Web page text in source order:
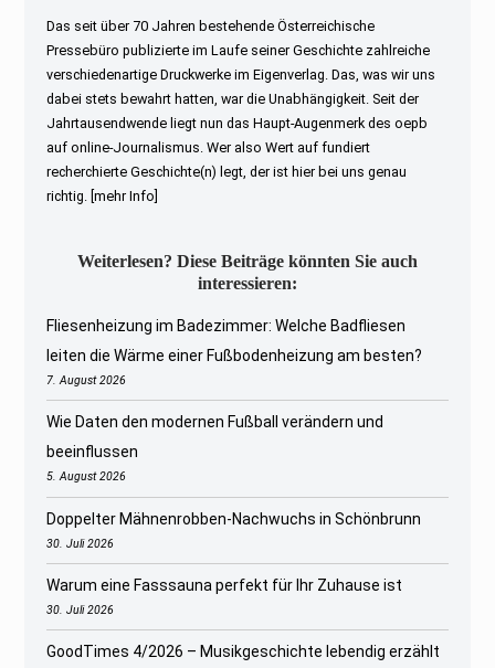
Das seit über 70 Jahren bestehende Österreichische
Pressebüro publizierte im Laufe seiner Geschichte zahlreiche
verschiedenartige Druckwerke im Eigenverlag. Das, was wir uns
dabei stets bewahrt hatten, war die Unabhängigkeit. Seit der
Jahrtausendwende liegt nun das Haupt-Augenmerk des oepb
auf online-Journalismus. Wer also Wert auf fundiert
recherchierte Geschichte(n) legt, der ist hier bei uns genau
richtig.
[mehr Info]
Weiterlesen? Diese Beiträge könnten Sie auch
interessieren:
Fliesenheizung im Badezimmer: Welche Badfliesen
leiten die Wärme einer Fußbodenheizung am besten?
7. August 2026
Wie Daten den modernen Fußball verändern und
beeinflussen
5. August 2026
Doppelter Mähnenrobben-Nachwuchs in Schönbrunn
30. Juli 2026
Warum eine Fasssauna perfekt für Ihr Zuhause ist
30. Juli 2026
GoodTimes 4/2026 – Musikgeschichte lebendig erzählt